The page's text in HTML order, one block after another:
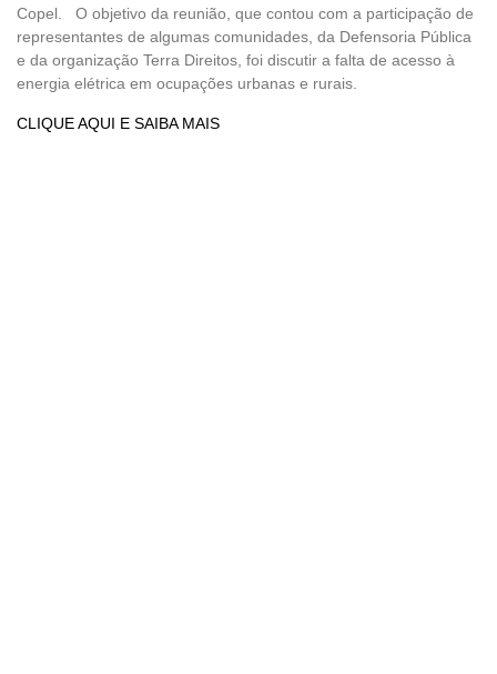
Copel. O objetivo da reunião, que contou com a participação de
representantes de algumas comunidades, da Defensoria Pública
e da organização Terra Direitos, foi discutir a falta de acesso à
energia elétrica em ocupações urbanas e rurais.
CLIQUE AQUI E SAIBA MAIS